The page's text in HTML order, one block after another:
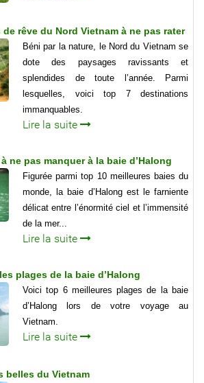
rêve du Nord Vietnam à ne pas rater
Béni par la nature, le Nord du Vietnam se
dote des paysages ravissants et
splendides de toute l’année. Parmi
lesquelles, voici top 7 destinations
immanquables.
Lire la suite
ne pas manquer à la baie d’Halong
Figurée parmi top 10 meilleures baies du
monde, la baie d’Halong est le farniente
délicat entre l’énormité ciel et l’immensité
de la mer...
Lire la suite
plages de la baie d’Halong
Voici top 6 meilleures plages de la baie
d’Halong lors de votre voyage au
Vietnam.
Lire la suite
belles du Vietnam